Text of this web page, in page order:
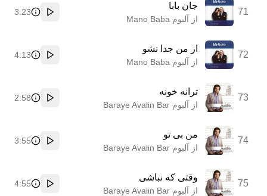
71
جان بابا
از آلبوم Mano Baba پخش
3:23
72
از من جدا نشو
از آلبوم Mano Baba پخش
4:13
73
ترانه خونه
از آلبوم Baraye Avalin Bar پخش
2:58
74
من بی تو
از آلبوم Baraye Avalin Bar پخش
3:55
75
وقتی که نباشی
از آلبوم Baraye Avalin Bar پخش
4:55